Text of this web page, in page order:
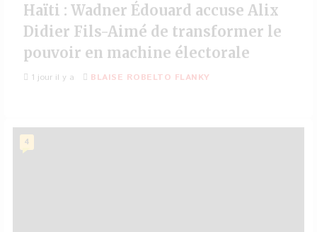
Haïti : Wadner Édouard accuse Alix
Didier Fils-Aimé de transformer le
pouvoir en machine électorale
1 jour il y a BLAISE ROBELTO FLANKY
4